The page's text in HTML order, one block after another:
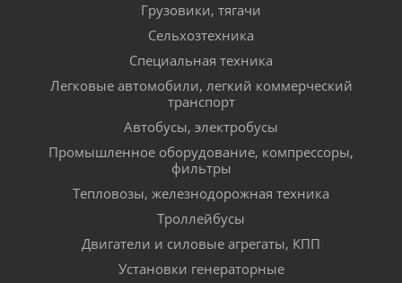
Грузовики, тягачи
Сельхозтехника
Специальная техника
Легковые автомобили, легкий коммерческий
транспорт
Автобусы, электробусы
Промышленное оборудование, компрессоры,
фильтры
Тепловозы, железнодорожная техника
Троллейбусы
Двигатели и силовые агрегаты, КПП
Установки генераторные